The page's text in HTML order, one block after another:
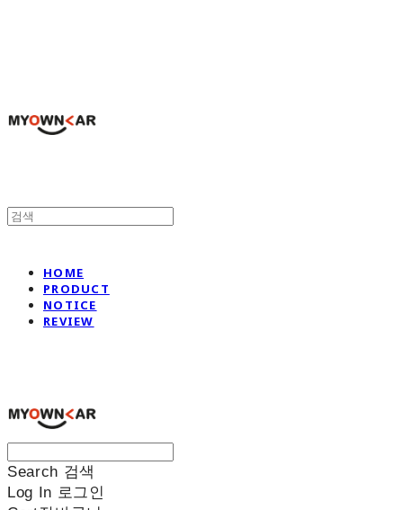
HOME
PRODUCT
NOTICE
REVIEW
Search 검색
Log In 로그인